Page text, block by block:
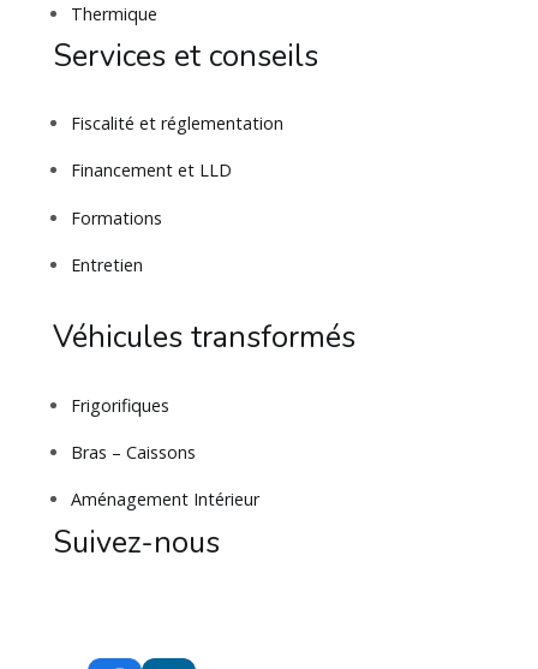
Thermique
Services et conseils
Fiscalité et réglementation
Financement et LLD
Formations
Entretien
Véhicules transformés
Frigorifiques
Bras – Caissons
Aménagement Intérieur
Suivez-nous